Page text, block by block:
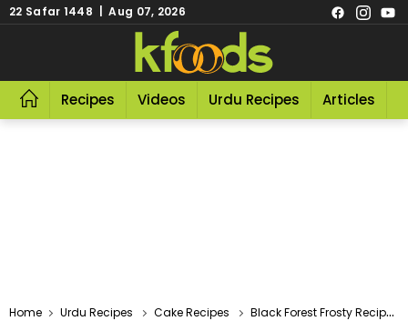
22 Safar 1448 | Aug 07, 2026
Recipes Videos Urdu Recipes Articles
Home Urdu Recipes Cake Recipes Black Forest Frosty Recipe In Urdu